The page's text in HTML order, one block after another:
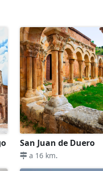
San Juan de Duero
a 16 km.